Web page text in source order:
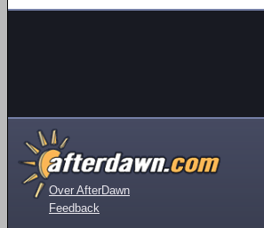
Over AfterDawn
Feedback